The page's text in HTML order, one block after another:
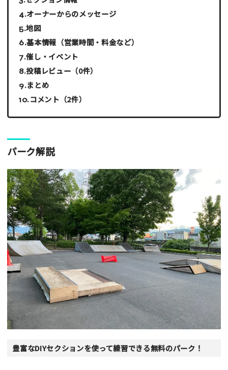
オーナーからのメッセージ
地図
基本情報（営業時間・料金など）
催し・イベント
投稿レビュー（0件）
まとめ
コメント（2件）
パーク解説
豊富なDIYセクションを使って練習できる無料のパーク！